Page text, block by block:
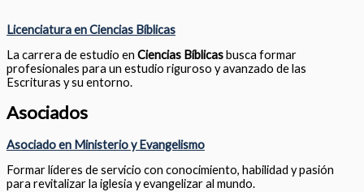
Licenciatura en Ciencias Bíblicas
La carrera de estudio en Ciencias Bíblicasbusca formar
profesionales para un estudio riguroso y avanzado de las
Escrituras y su entorno.
Asociados
Asociado en Ministerio y Evangelismo
Formar líderes de servicio con conocimiento, habilidad y pasión
para revitalizar la iglesia y evangelizar al mundo.